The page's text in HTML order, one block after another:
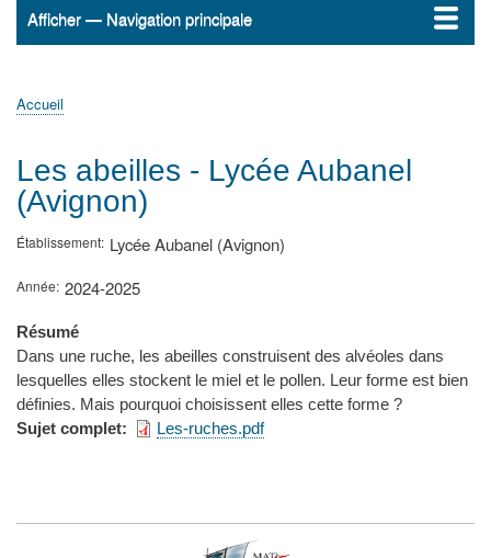
Navigation
Afficher — Navigation principale
Accueil
ActualitésMATh.en.JEANS ?
Régions et Ateliers
Créer, gérer un atelier
Sujets/Publications
Congrès
d'Ariane
Accueil
Les abeilles - Lycée Aubanel
(Avignon)
Établissement Lycée Aubanel (Avignon)
Année 2024-2025
Résumé
Dans une ruche, les abeilles construisent des alvéoles dans
lesquelles elles stockent le miel et le pollen. Leur forme est bien
définies. Mais pourquoi choisissent elles cette forme ?
Sujet complet
Les-ruches.pdf